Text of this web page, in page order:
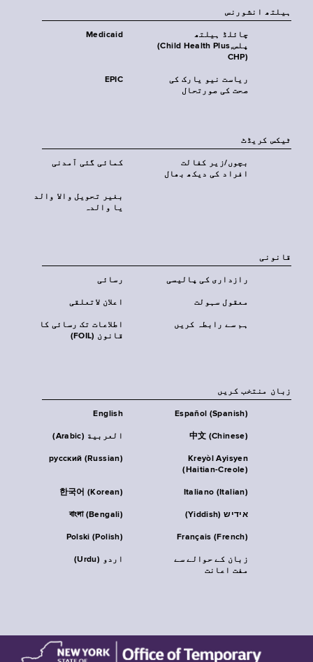
‏ہیلتھ انشورنس
Medicaid
چائلڈ ہیلتھ
پلس‎(Child Health Plus,
CHP)‎
EPIC
ریاست نیو یارک کی
صحت کی صورتحال
ٹیکس کریڈٹ
کمائی گئی آمدنی
بچوں/زیر کفالت
افراد کی دیکھ بھال
بغیر تحویل والا والد
یا والدہ
قانونی
رسائی رازداری کی پالیسی
اعلان لاتعلقی معقول سہولت
اطلاعات تک رسائی کا
قانون (FOIL)
ہم سے رابطہ کریں
زبان منتخب کریں
English Español (Spanish)
العربية (Arabic) 中文 (Chinese)
русский (Russian)
Kreyòl Ayisyen
(Haitian-Creole)
한국어 (Korean) Italiano (Italian)
বাংলা (Bengali) אידיש (Yiddish)
Polski (Polish) Français (French)
اردو (Urdu)
زبان کے حوالے سے
مفت اعانت